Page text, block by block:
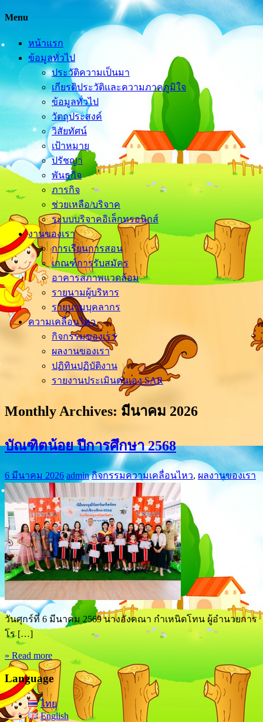
Menu
หน้าแรก
ข้อมูลทั่วไป
ประวัติความเป็นมา
เกียรติประวัติและความภาคภูมิใจ
ข้อมูลทั่วไป
วัตถุประสงค์
วิสัยทัศน์
เป้าหมาย
ปรัชญา
พันธกิจ
ภารกิจ
ช่วยเหลือ/บริจาค
ระบบบริจาคอิเล็กทรอนิกส์
งานของเรา
การเรียนการสอน
เกณฑ์การรับสมัคร
อาคารสภาพแวดล้อม
รายนามผู้บริหาร
รายนามบุคลากร
ความเคลื่อนไหว
กิจกรรมของเรา
ผลงานของเรา
ปฏิทินปฏิบัติงาน
รายงานประเมินตนเอง SAR
Monthly Archives: มีนาคม 2026
บัณฑิตน้อย ปีการศึกษา 2568
6 มีนาคม 2026 admin กิจกรรมความเคลื่อนไหว, ผลงานของเรา
วันศุกร์ที่ 6 มีนาคม 2569 นางอังคณา กำเหนิดโทน ผู้อำนวยการ
โร […]
» Read more
Language
ไทย
English